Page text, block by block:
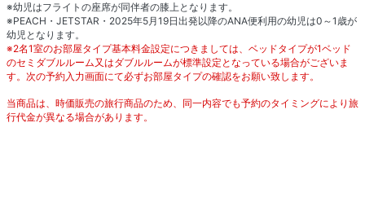
※幼児はフライトの座席が同伴者の膝上となります。
※PEACH・JETSTAR・2025年5月19日出発以降のANA便利用の幼児は0～1歳が
幼児となります。
※2名1室のお部屋タイプ基本料金設定につきましては、ベッドタイプが1ベッド
のセミダブルルーム又はダブルルームが標準設定となっている場合がございま
す。次の予約入力画面にて必ずお部屋タイプの確認をお願い致します。
当商品は、時価販売の旅行商品のため、同一内容でも予約のタイミングにより旅
行代金が異なる場合があります。